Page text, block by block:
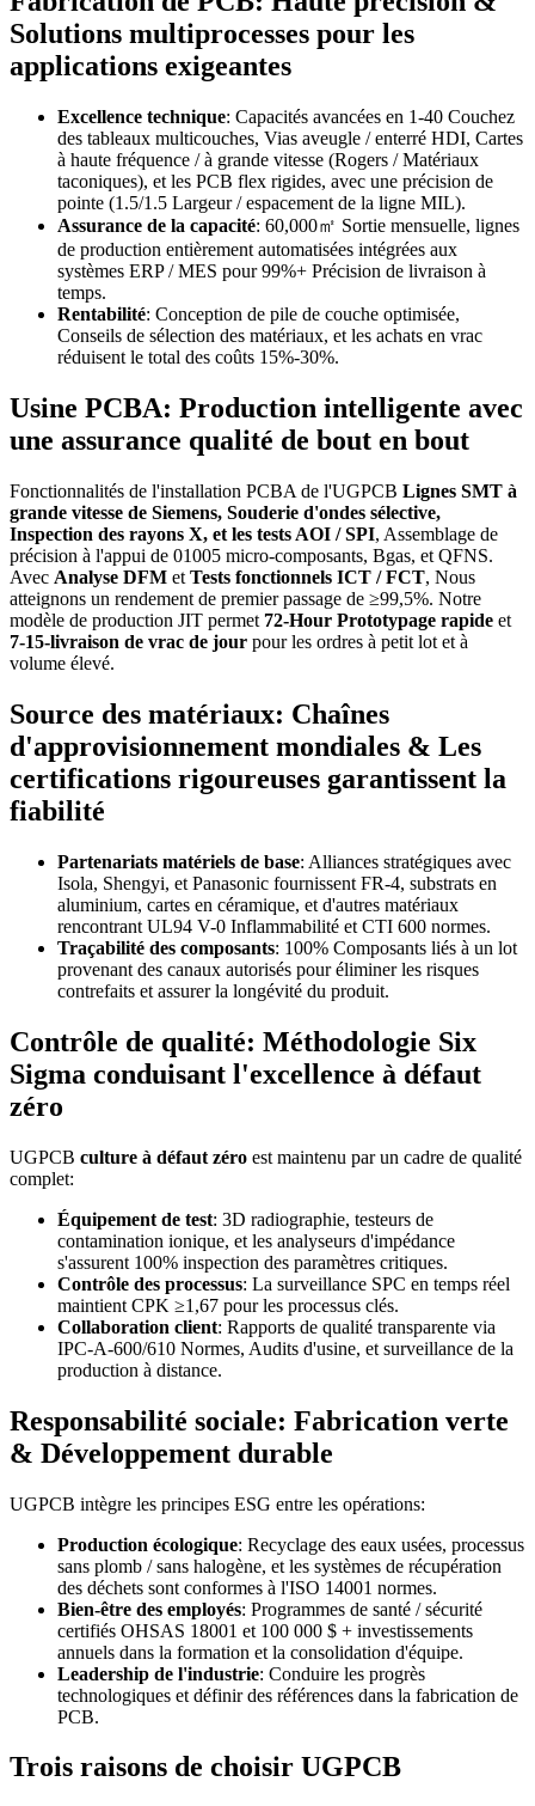
Solutions multiprocesses pour les
applications exigeantes
Excellence technique: Capacités avancées en 1-40 Couchez
des tableaux multicouches, Vias aveugle / enterré HDI, Cartes
à haute fréquence / à grande vitesse (Rogers / Matériaux
taconiques), et les PCB flex rigides, avec une précision de
pointe (1.5/1.5 Largeur / espacement de la ligne MIL).
Assurance de la capacité: 60,000㎡ Sortie mensuelle, lignes
de production entièrement automatisées intégrées aux
systèmes ERP / MES pour 99%+ Précision de livraison à
temps.
Rentabilité: Conception de pile de couche optimisée,
Conseils de sélection des matériaux, et les achats en vrac
réduisent le total des coûts 15%-30%.
Usine PCBA: Production intelligente avec
une assurance qualité de bout en bout
Fonctionnalités de l'installation PCBA de l'UGPCB Lignes SMT à
grande vitesse de Siemens, Souderie d'ondes sélective,
Inspection des rayons X, et les tests AOI / SPI, Assemblage de
précision à l'appui de 01005 micro-composants, Bgas, et QFNS.
Avec Analyse DFM et Tests fonctionnels ICT / FCT, Nous
atteignons un rendement de premier passage de ≥99,5%. Notre
modèle de production JIT permet 72-Hour Prototypage rapide et
7-15-livraison de vrac de jour pour les ordres à petit lot et à
volume élevé.
Source des matériaux: Chaînes
d'approvisionnement mondiales & Les
certifications rigoureuses garantissent la
fiabilité
Partenariats matériels de base: Alliances stratégiques avec
Isola, Shengyi, et Panasonic fournissent FR-4, substrats en
aluminium, cartes en céramique, et d'autres matériaux
rencontrant UL94 V-0 Inflammabilité et CTI 600 normes.
Traçabilité des composants: 100% Composants liés à un lot
provenant des canaux autorisés pour éliminer les risques
contrefaits et assurer la longévité du produit.
Contrôle de qualité: Méthodologie Six
Sigma conduisant l'excellence à défaut
zéro
UGPCB culture à défaut zéro est maintenu par un cadre de qualité
complet:
Équipement de test: 3D radiographie, testeurs de
contamination ionique, et les analyseurs d'impédance
s'assurent 100% inspection des paramètres critiques.
Contrôle des processus: La surveillance SPC en temps réel
maintient CPK ≥1,67 pour les processus clés.
Collaboration client: Rapports de qualité transparente via
IPC-A-600/610 Normes, Audits d'usine, et surveillance de la
production à distance.
Responsabilité sociale: Fabrication verte
& Développement durable
UGPCB intègre les principes ESG entre les opérations:
Production écologique: Recyclage des eaux usées, processus
sans plomb / sans halogène, et les systèmes de récupération
des déchets sont conformes à l'ISO 14001 normes.
Bien-être des employés: Programmes de santé / sécurité
certifiés OHSAS 18001 et 100 000 $ + investissements
annuels dans la formation et la consolidation d'équipe.
Leadership de l'industrie: Conduire les progrès
technologiques et définir des références dans la fabrication de
PCB.
Trois raisons de choisir UGPCB